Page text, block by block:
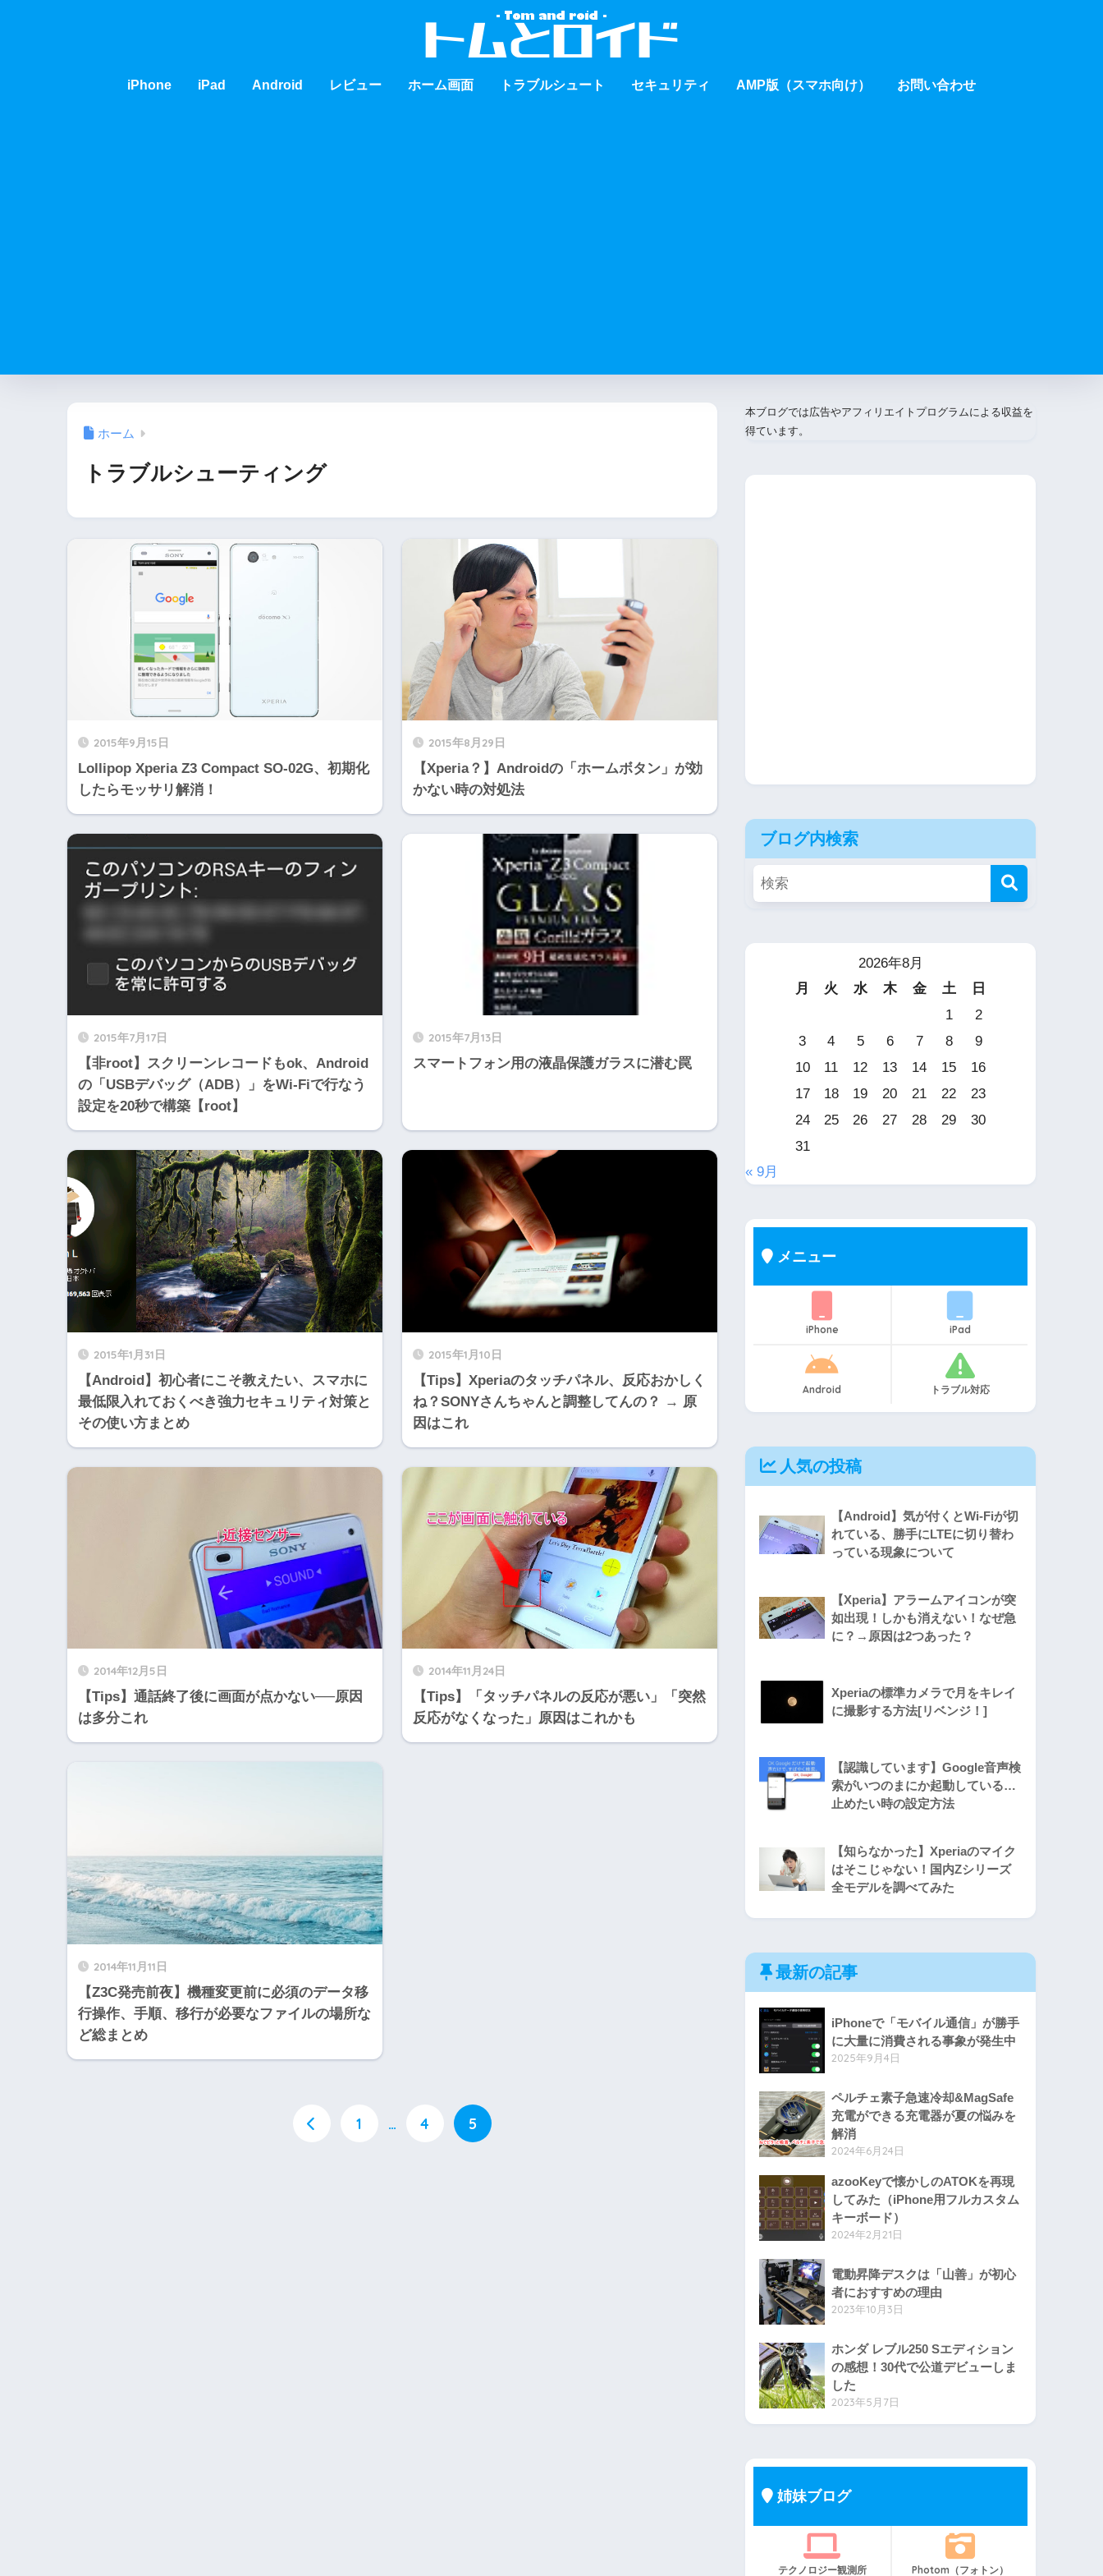
iPhone iPad Android レビュー ホーム画面 トラブルシュート セキュリティ AMP版（スマホ向け） お問い合わせ
ホーム
トラブルシューティング
2015年9月15日
Lollipop Xperia Z3 Compact SO-02G、初期化
したらモッサリ解消！
2015年8月29日
【Xperia？】Androidの「ホームボタン」が効
かない時の対処法
2015年7月17日
【非root】スクリーンレコードもok、Android
の「USBデバッグ（ADB）」をWi-Fiで行なう
設定を20秒で構築【root】
2015年7月13日
スマートフォン用の液晶保護ガラスに潜む罠
2015年1月31日
【Android】初心者にこそ教えたい、スマホに
最低限入れておくべき強力セキュリティ対策と
その使い方まとめ
2015年1月10日
【Tips】Xperiaのタッチパネル、反応おかしく
ね？SONYさんちゃんと調整してんの？ → 原
因はこれ
2014年12月5日
【Tips】通話終了後に画面が点かない──原因
は多分これ
2014年11月24日
【Tips】「タッチパネルの反応が悪い」「突然
反応がなくなった」原因はこれかも
2014年11月11日
【Z3C発売前夜】機種変更前に必須のデータ移
行操作、手順、移行が必要なファイルの場所な
ど総まとめ
1 … 4 5
本ブログでは広告やアフィリエイトプログラムによる収益を
得ています。
ブログ内検索
2026年8月
月
火 水 木 金 土
日
1
2
3
4 5 6 7 8
9
10
11 12 13 14 15
16
17
18 19 20 21 22
23
24
25 26 27 28 29
30
31
« 9月
メニュー
iPhone iPad
Android トラブル対応
人気の投稿
【Android】気が付くとWi-Fiが切
れている、勝手にLTEに切り替わ
っている現象について
【Xperia】アラームアイコンが突
如出現！しかも消えない！なぜ急
に？→原因は2つあった？
Xperiaの標準カメラで月をキレイ
に撮影する方法[リベンジ！]
【認識しています】Google音声検
索がいつのまにか起動している…
止めたい時の設定方法
【知らなかった】Xperiaのマイク
はそこじゃない！国内Zシリーズ
全モデルを調べてみた
最新の記事
iPhoneで「モバイル通信」が勝手
に大量に消費される事象が発生中
2025年9月4日
ペルチェ素子急速冷却&MagSafe
充電ができる充電器が夏の悩みを
解消
2024年6月24日
azooKeyで懐かしのATOKを再現
してみた（iPhone用フルカスタム
キーボード）
2024年2月21日
電動昇降デスクは「山善」が初心
者におすすめの理由
2023年10月3日
ホンダ レブル250 Sエディション
の感想！30代で公道デビューしま
した
2023年5月7日
姉妹ブログ
テクノロジー観測所 Photom（フォトン）